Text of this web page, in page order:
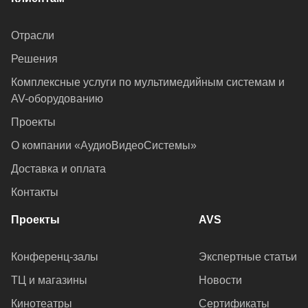
Отрасли
Решения
Комплексные услуги по мультимедийным системам и
AV-оборудованию
Проекты
О компании «АудиоВидеоСистемы»
Доставка и оплата
Контакты
Проекты
Конференц-залы
ТЦ и магазины
Кинотеатры
AVS
Экспертные статьи
Новости
Сертификаты